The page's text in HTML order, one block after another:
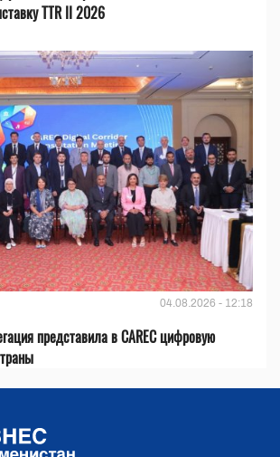
TTR II 2026
04.08.2026 - 12:18
представила в CAREC цифровую